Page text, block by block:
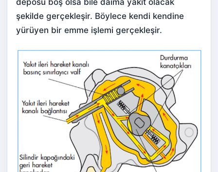
deposu boş olsa bile daima yakıt olacak
şekilde gerçekleşir. Böylece kendi kendine
yürüyen bir emme işlemi gerçekleşir.